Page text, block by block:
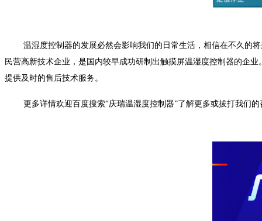
温湿度控制器的发展必然会影响我们的日常生活，相信在不久的
民营高新技术企业，是国内较早成功研制出触摸屏温湿度控制器的企
提供及时的售后技术服务。
更多详情欢迎百度搜索“庆瑞温湿度控制器”了解更多或拔打我们